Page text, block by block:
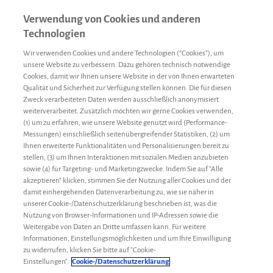
Sozialrechtliches Meikel 24. Januar 2019
Erwerbsminderungsrente – Kampf mit der DRV
Verwendung von Cookies und anderen
Technologien
Wir verwenden Cookies und andere Technologien (“Cookies”), um
unsere Website zu verbessern. Dazu gehören technisch notwendige
Cookies, damit wir Ihnen unsere Website in der von Ihnen erwarteten
Qualität und Sicherheit zur Verfügung stellen können. Die für diesen
Zweck verarbeiteten Daten werden ausschließlich anonymisiert
weiterverarbeitet. Zusätzlich möchten wir gerne Cookies verwenden,
(1) um zu erfahren, wie unsere Website genutzt wird (Performance-
Messungen) einschließlich seitenübergreifender Statistiken, (2) um
Ihnen erweiterte Funktionalitäten und Personalisierungen bereit zu
stellen, (3) um Ihnen Interaktionen mit sozialen Medien anzubieten
sowie (4) für Targeting- und Marketingzwecke. Indem Sie auf "Alle
akzeptieren" klicken, stimmen Sie der Nutzung aller Cookies und der
damit einhergehenden Datenverarbeitung zu, wie sie näher in
unserer Cookie-/Datenschutzerklärung beschrieben ist, was die
Nutzung von Browser-Informationen und IP-Adressen sowie die
Weitergabe von Daten an Dritte umfassen kann. Für weitere
Informationen, Einstellungsmöglichkeiten und um Ihre Einwilligung
zu widerrufen, klicken Sie bitte auf "Cookie-
Einstellungen". Cookie-/Datenschutzerklärung